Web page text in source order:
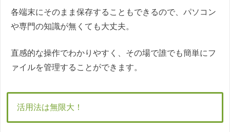
各端末にそのまま保存することもできるので、パソコン
や専門の知識が無くても大丈夫。
直感的な操作でわかりやすく、その場で誰でも簡単にフ
ァイルを管理することができます。
活用法は無限大！